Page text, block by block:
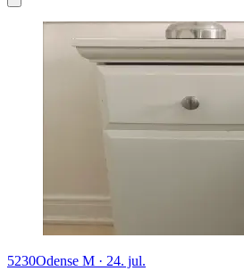
5230Odense M · 24. jul.